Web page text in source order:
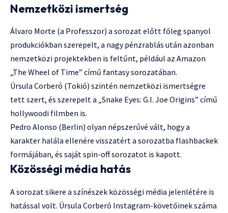
Nemzetközi ismertség
Álvaro Morte (a Professzor) a sorozat előtt főleg spanyol
produkciókban szerepelt, a nagy pénzrablás után azonban
nemzetközi projektekben is feltűnt, például az Amazon
„The Wheel of Time” című fantasy sorozatában.
Úrsula Corberó (Tokió) szintén nemzetközi ismertségre
tett szert, és szerepelt a „Snake Eyes: G.I. Joe Origins” című
hollywoodi filmben is.
Pedro Alonso (Berlin) olyan népszerűvé vált, hogy a
karakter halála ellenére visszatért a sorozatba flashbackek
formájában, és saját spin-off sorozatot is kapott.
Közösségi média hatás
A sorozat sikere a színészek közösségi média jelenlétére is
hatással volt. Úrsula Corberó Instagram-követőinek száma